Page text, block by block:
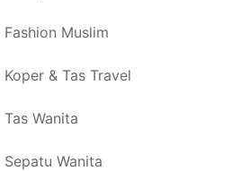
Fashion Muslim
Koper & Tas Travel
Tas Wanita
Sepatu Wanita